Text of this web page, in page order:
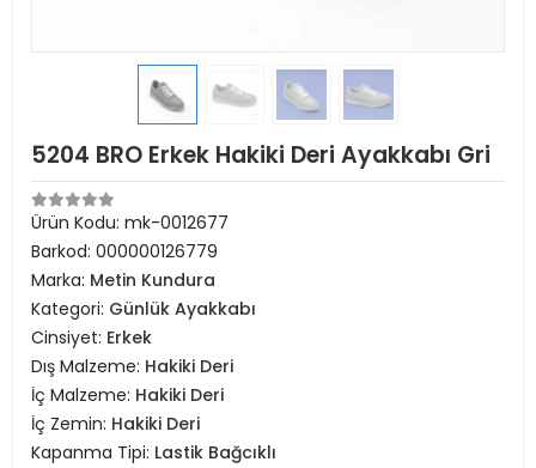
5204 BRO Erkek Hakiki Deri Ayakkabı Gri
Ürün Kodu: mk-0012677
Barkod: 000000126779
Marka: Metin Kundura
Kategori: Günlük Ayakkabı
Cinsiyet: Erkek
Dış Malzeme: Hakiki Deri
İç Malzeme: Hakiki Deri
İç Zemin: Hakiki Deri
Kapanma Tipi: Lastik Bağcıklı